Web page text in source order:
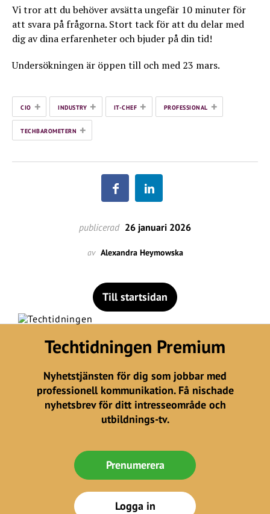
Vi tror att du behöver avsätta ungefär 10 minuter för
att svara på frågorna. Stort tack för att du delar med
dig av dina erfarenheter och bjuder på din tid!
Undersökningen är öppen till och med 23 mars.
CIO + INDUSTRY + IT-CHEF + PROFESSIONAL +
TECHBAROMETERN +
publicerad 26 januari 2026
av Alexandra Heymowska
Till startsidan
Techtidningen Premium
Nyhetstjänsten för dig som jobbar med
professionell kommunikation. Få nischade
nyhetsbrev för ditt intresseområde och
utbildnings-tv.
Prenumerera
Logga in